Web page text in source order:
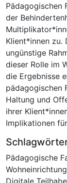
Pädagogischen
der
Klient*innen zu.
ungünstige
dieser Rolle im
die Ergebnisse
pädagogischen
Haltung und
ihrer
Implikationen
Pädagogische
Digitale Teilhabe